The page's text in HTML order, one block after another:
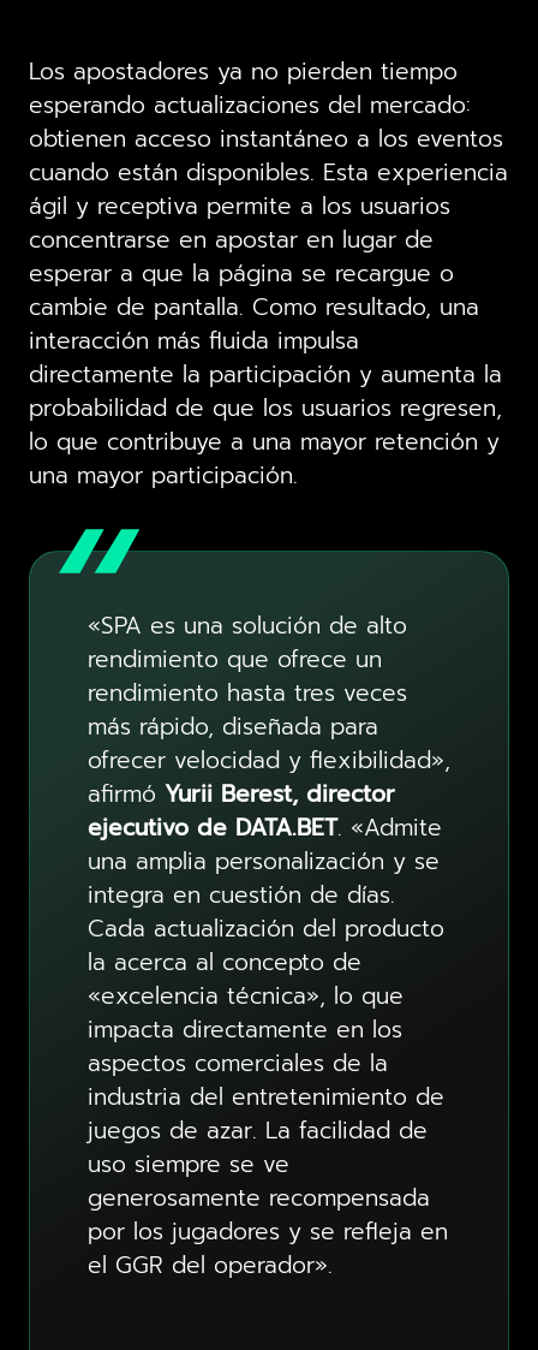
Los apostadores ya no pierden tiempo
esperando actualizaciones del mercado:
obtienen acceso instantáneo a los eventos
cuando están disponibles. Esta experiencia
ágil y receptiva permite a los usuarios
concentrarse en apostar en lugar de
esperar a que la página se recargue o
cambie de pantalla. Como resultado, una
interacción más fluida impulsa
directamente la participación y aumenta la
probabilidad de que los usuarios regresen,
lo que contribuye a una mayor retención y
una mayor participación.
«SPA es una solución de alto
rendimiento que ofrece un
rendimiento hasta tres veces
más rápido, diseñada para
ofrecer velocidad y flexibilidad»,
afirmó Yurii Berest, director
ejecutivo de DATA.BET. «Admite
una amplia personalización y se
integra en cuestión de días.
Cada actualización del producto
la acerca al concepto de
«excelencia técnica», lo que
impacta directamente en los
aspectos comerciales de la
industria del entretenimiento de
juegos de azar. La facilidad de
uso siempre se ve
generosamente recompensada
por los jugadores y se refleja en
el GGR del operador».